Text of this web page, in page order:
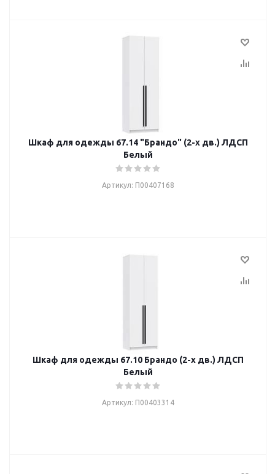
Шкаф для одежды 67.14 "Брандо" (2-х дв.) ЛДСП
Белый
Артикул: П00407168
Шкаф для одежды 67.10 Брандо (2-х дв.) ЛДСП
Белый
Артикул: П00403314